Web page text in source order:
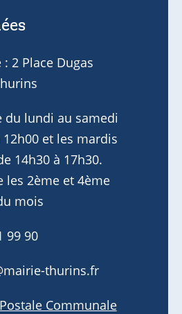
: 2 Place Dugas
du lundi au samedi
12h00 et les mardis
14h30 à 17h30.
les 2ème et 4ème
mois
99 90
thurins.fr
Communale